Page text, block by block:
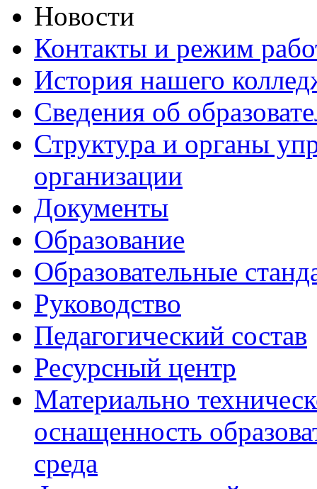
Новости
Контакты и режим
История нашего
Сведения об
Структура и органы
организации
Документы
Образование
Образовательные
Руководство
Педагогический состав
Ресурсный центр
Материально
оснащенность
среда